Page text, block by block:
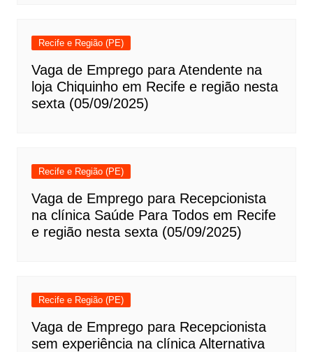
Recife e Região (PE)
Vaga de Emprego para Atendente na
loja Chiquinho em Recife e região nesta
sexta (05/09/2025)
Recife e Região (PE)
Vaga de Emprego para Recepcionista
na clínica Saúde Para Todos em Recife
e região nesta sexta (05/09/2025)
Recife e Região (PE)
Vaga de Emprego para Recepcionista
sem experiência na clínica Alternativa